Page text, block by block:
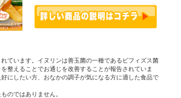
ています。イヌリンは善玉菌の一種であるビフィズス菌
整えることでお通じを改善することが報告されていま
にしたい方、おなかの調子が気になる方に適した食品で
のではありません。